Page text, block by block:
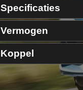
Specificaties
Vermogen
Koppel